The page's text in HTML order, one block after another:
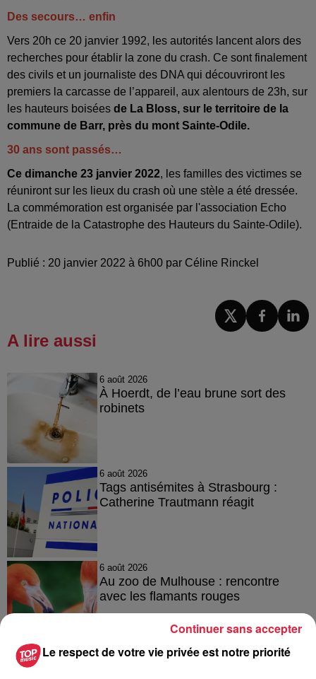
Des secours… enfin
Vers 20h ce 20 janvier 1992, les autorités lancent alors des
recherches pour établir la zone du crash. Ce sont finalement
des civils et un journaliste des DNA qui découvriront les
premiers la carcasse de l’appareil, aux alentours de 23h, sur
les hauteurs boisées de La Bloss, sur le territoire de la
commune de Barr, près du mont Sainte-Odile.
30 ans sont passés…
Ce dimanche 23 janvier 2022, les familles des victimes se
réuniront sur les lieux du crash où une stèle a été dressée.
La commémoration est organisée par l'association Echo
(Entraide de la Catastrophe des Hauteurs du Sainte-Odile).
Publié : 20 janvier 2022 à 6h00 par Céline Rinckel
A lire aussi
6 août 2026
À Hoerdt, de l’eau brune sort des
robinets
6 août 2026
Tags antisémites à Strasbourg :
Catherine Trautmann réagit
6 août 2026
Au zoo de Mulhouse : rencontre
avec les flamants rouges
Le respect de votre vie privée est notre priorité
Continuer sans accepter